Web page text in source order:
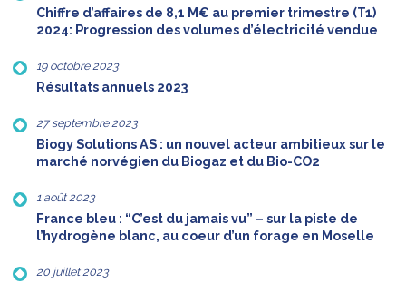
Chiffre d’affaires de 8,1 M€ au premier trimestre (T1)
2024: Progression des volumes d’électricité vendue
19 octobre 2023
Résultats annuels 2023
27 septembre 2023
Biogy Solutions AS : un nouvel acteur ambitieux sur le
marché norvégien du Biogaz et du Bio-CO2
1 août 2023
France bleu : “C’est du jamais vu” – sur la piste de
l’hydrogène blanc, au coeur d’un forage en Moselle
20 juillet 2023